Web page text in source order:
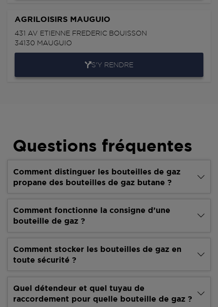
AGRILOISIRS MAUGUIO
431 AV ETIENNE FREDERIC BOUISSON
34130 MAUGUIO
S'Y RENDRE
Questions fréquentes
Comment distinguer les bouteilles de gaz
propane des bouteilles de gaz butane ?
Comment fonctionne la consigne d’une
bouteille de gaz ?
Comment stocker les bouteilles de gaz en
toute sécurité ?
Quel détendeur et quel tuyau de
raccordement pour quelle bouteille de gaz ?